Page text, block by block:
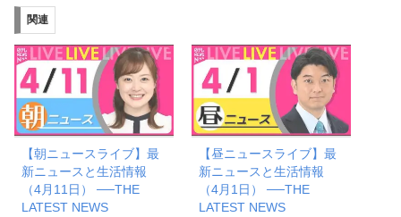
み
中…
関連
【朝ニュースライブ】最
新ニュースと生活情報
（4月11日） ──THE
LATEST NEWS
【昼ニュースライブ】最
新ニュースと生活情報
（4月1日） ──THE
LATEST NEWS